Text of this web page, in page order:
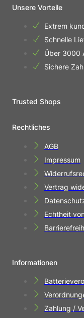
Unsere Vorteile
Extrem
Schnelle
Über 3000
Sichere
Trusted Shops
Rechtliches
AGB
Impressum
Vertrag
Echtheit
Informationen
Zahlung /